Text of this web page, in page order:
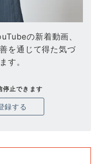
の新着動画、
を通じて得た気づ
す。
停止できます
録する